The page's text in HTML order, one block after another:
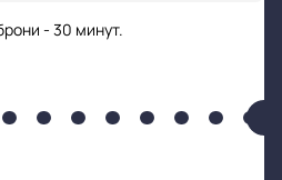
- 30 минут.